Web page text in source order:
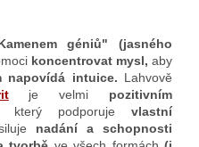
géniů" (jasného
koncentrovat mysl,aby
napovídá intuice. Lahvově
je velmi pozitivním
který podporuje vlastní
nadání a schopnosti